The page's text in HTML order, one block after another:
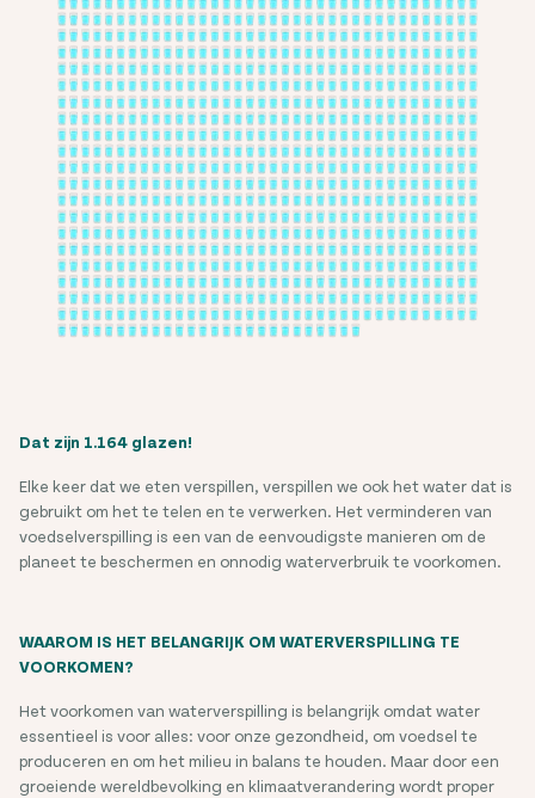
Dat zijn 1.164 glazen!
Elke keer dat we eten verspillen, verspillen we ook het water dat is
gebruikt om het te telen en te verwerken. Het verminderen van
voedselverspilling is een van de eenvoudigste manieren om de
planeet te beschermen en onnodig waterverbruik te voorkomen.
WAAROM IS HET BELANGRIJK OM WATERVERSPILLING TE
VOORKOMEN?
Het voorkomen van waterverspilling is belangrijk omdat water
essentieel is voor alles: voor onze gezondheid, om voedsel te
produceren en om het milieu in balans te houden. Maar door een
groeiende wereldbevolking en klimaatverandering wordt proper